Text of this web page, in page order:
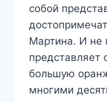
собой
Мартина. И не
представляет
большую
многими